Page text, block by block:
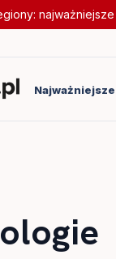
Najważniejsze